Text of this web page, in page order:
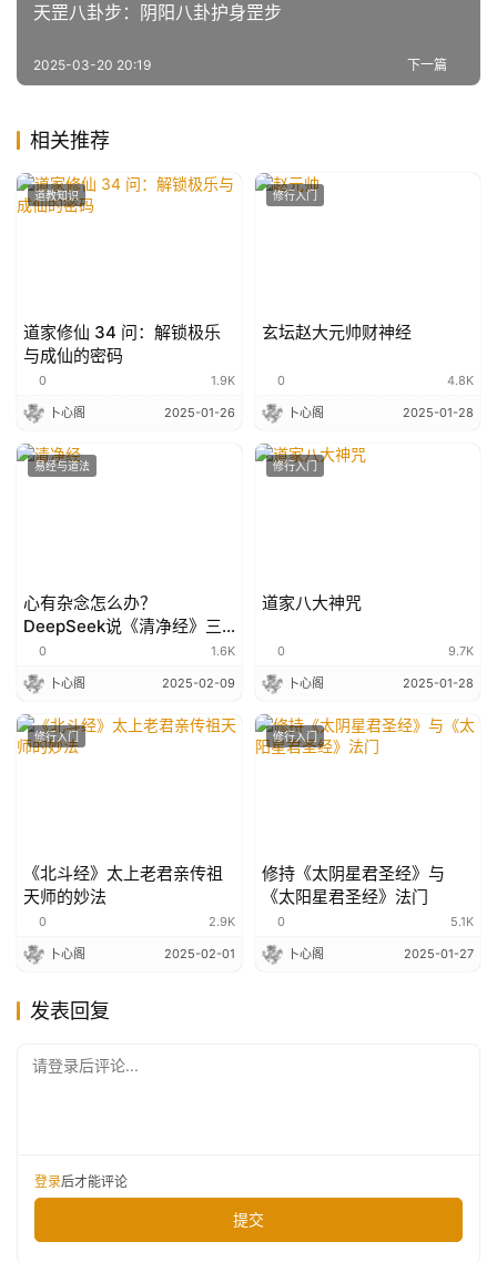
天罡八卦步：阴阳八卦护身罡步
下一篇
2025-03-20 20:19
相关推荐
道教知识
道家修仙 34 问：解锁极乐
与成仙的密码
0 1.9K
卜心阁 2025-01-26
修行入门
玄坛赵大元帅财神经
0 4.8K
卜心阁 2025-01-28
易经与道法
心有杂念怎么办？
DeepSeek说《清净经》三
步斩断烦恼，回归本真
0 1.6K
卜心阁 2025-02-09
修行入门
道家八大神咒
0 9.7K
卜心阁 2025-01-28
修行入门
《北斗经》太上老君亲传祖
天师的妙法
0 2.9K
卜心阁 2025-02-01
修行入门
修持《太阴星君圣经》与
《太阳星君圣经》法门
0 5.1K
卜心阁 2025-01-27
发表回复
请登录后评论...
登录后才能评论
提交